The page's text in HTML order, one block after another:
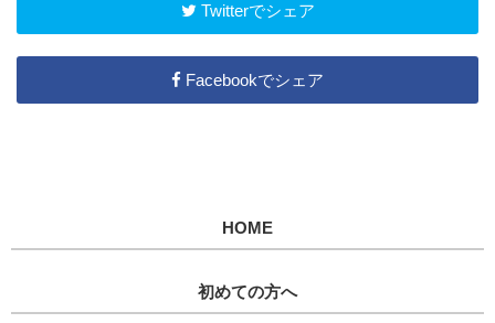
Twitterでシェア
Facebookでシェア
HOME
初めての方へ